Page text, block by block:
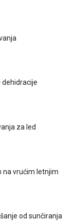
za led
na vrućim letnjim
od sunčiranja